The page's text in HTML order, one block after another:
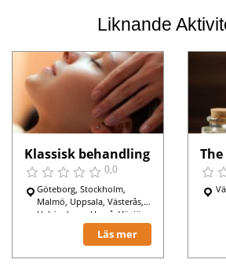
Liknande
Klassisk behandling
0,0
Göteborg, Stockholm,
Malmö, Uppsala, Västerås,
Helsingborg, Umeå, Växjö,
Karlskrona, Skövde,
Hässleholm, Sigtuna,
Läs mer